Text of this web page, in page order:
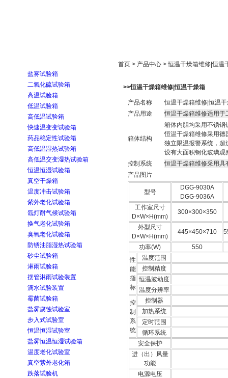
盐雾试验箱
二氧化硫试验箱
高温试验箱
低温试验箱
高低温试验箱
快速温变变试验箱
药品稳定性试验箱
高低温湿热试验箱
高低温交变湿热试验箱
恒温恒湿试验箱
真空干燥箱
温度冲击试验箱
紫外老化试验箱
氙灯耐气候试验箱
换气老化试验箱
臭氧老化试验箱
防锈油脂湿热试验箱
砂尘试验箱
淋雨试验箱
摆管淋雨试验装置
滴水试验装置
霉菌试验箱
盐雾腐蚀试验室
步入式试验室
恒温恒湿试验室
盐雾恒温恒湿试验箱
温度老化试验室
真空紫外老化箱
跌落试验机
首页 > 产品中心 > 恒温干燥箱维修|恒温
>>恒温干燥箱维修|恒温干燥箱
产品名称
恒温干燥箱维修|恒温
产品用途
恒温干燥箱维修适用于
箱体结构
箱体内胆均采用不锈钢
恒温干燥箱维修采用德
独立限温报警系统，超
设有大面积钢化玻璃观
控制系统
恒温干燥箱维修采用具
产品图片
型号
DGG-9030A
DGG-9036A
工作室尺寸
D×W×H(mm)
300×300×350
外型尺寸
D×W×H(mm)
445×450×710
功率(W)
550
性
能
指
标
温度范围
控制精度
恒温波动度
温度分辨率
控
制
系
统
控制器
加热系统
定时范围
循环系统
安全保护
进（出）风量
功能
电源电压